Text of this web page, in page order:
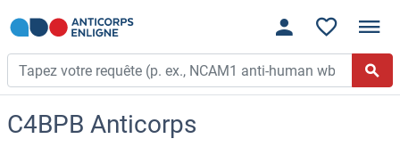
C4BPB Anticorps